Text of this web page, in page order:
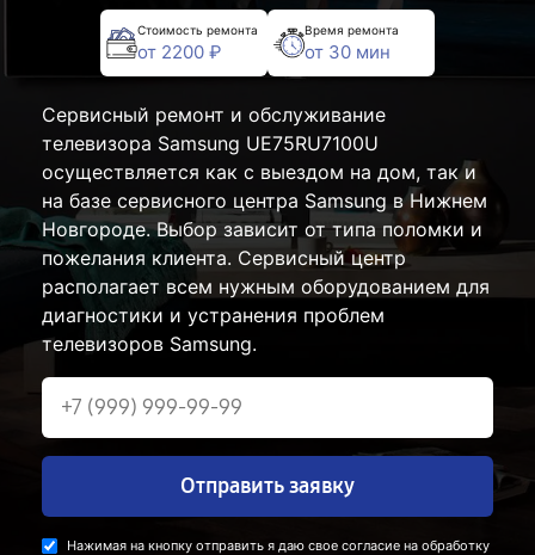
Стоимость ремонта
от 2200 ₽
Время ремонта
от 30 мин
Сервисный ремонт и обслуживание
телевизора Samsung UE75RU7100U
осуществляется как с выездом на дом, так и
на базе сервисного центра Samsung в Нижнем
Новгороде. Выбор зависит от типа поломки и
пожелания клиента. Сервисный центр
располагает всем нужным оборудованием для
диагностики и устранения проблем
телевизоров Samsung.
Отправить заявку
Нажимая на кнопку отправить я даю свое согласие на обработку